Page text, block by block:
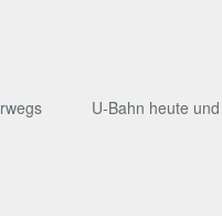
U-Bahn heute